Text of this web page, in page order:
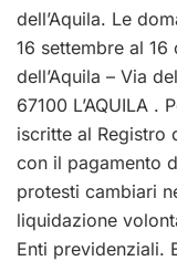
dell’Aquila. Le
16 settembre al
dell’Aquila – Via
67100 L’AQUILA .
iscritte al Registro
con il pagamento
protesti cambiari
liquidazione
Enti previdenziali.